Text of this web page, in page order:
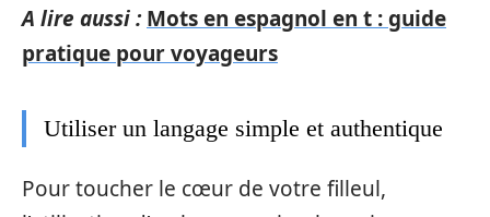
A lire aussi : Mots en espagnol en t : guide
pratique pour voyageurs
Utiliser un langage simple et authentique
Pour toucher le cœur de votre filleul,